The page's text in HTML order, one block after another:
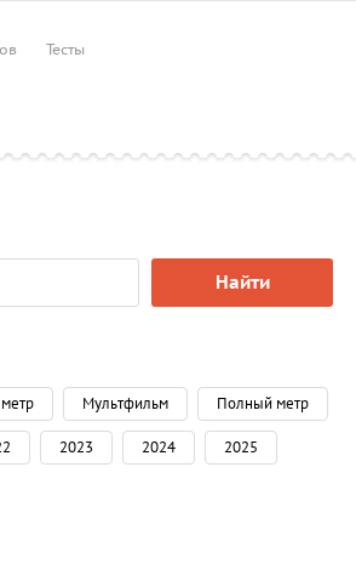
Тесты
Найти
Мультфильм Полный метр
2023 2024 2025